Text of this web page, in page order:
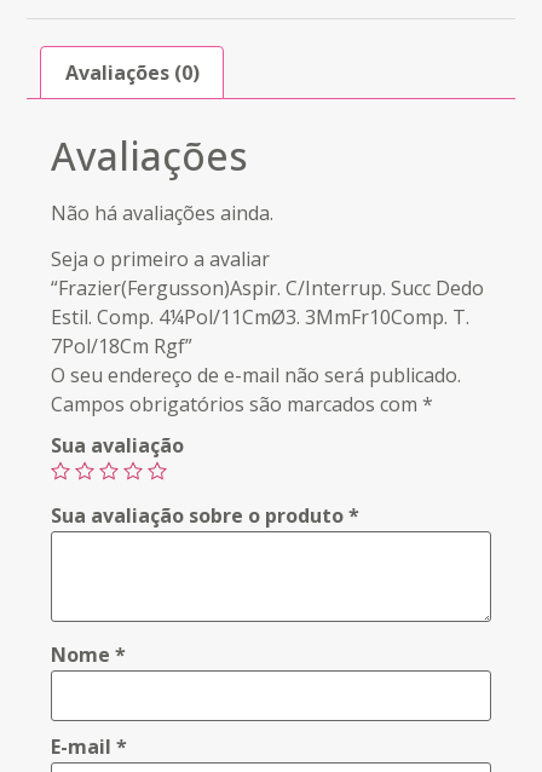
Avaliações (0)
Avaliações
Não há avaliações ainda.
Seja o primeiro a avaliar
“Frazier(Fergusson)Aspir. C/Interrup. Succ Dedo
Estil. Comp. 4¼Pol/11CmØ3. 3MmFr10Comp. T.
7Pol/18Cm Rgf”
O seu endereço de e-mail não será publicado.
Campos obrigatórios são marcados com*
Sua avaliação
Sua avaliação sobre o produto*
Nome*
E-mail*